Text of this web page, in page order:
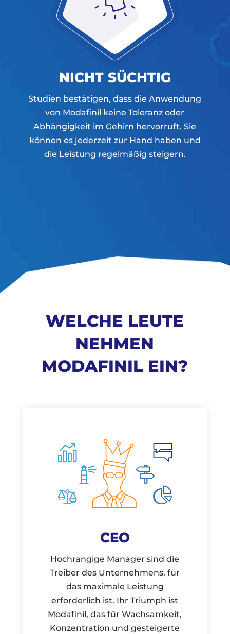
NICHT SÜCHTIG
Studien bestätigen, dass die Anwendung
von Modafinil keine Toleranz oder
Abhängigkeit im Gehirn hervorruft. Sie
können es jederzeit zur Hand haben und
die Leistung regelmäßig steigern.
WELCHE LEUTE
NEHMEN
MODAFINIL EIN?
CEO
Hochrangige Manager sind die
Treiber des Unternehmens, für
das maximale Leistung
erforderlich ist. Ihr Triumph ist
Modafinil, das für Wachsamkeit,
Konzentration und gesteigerte